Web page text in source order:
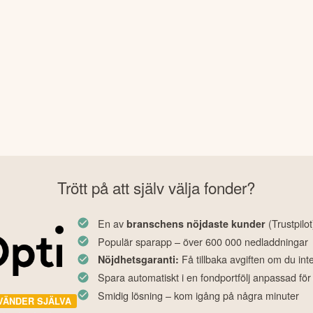
Trött på att själv välja fonder?
SJÄLVA
En avbranschens nöjdaste kunder
Populär sparapp – över 600 000 nedladdningar
Nöjdhetsgaranti: Få tillbaka avgiften om du
Spara automatiskt i en fondportfölj anpassad för
Smidig lösning – kom igång på några minuter